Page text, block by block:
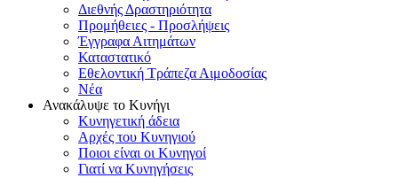
Διεθνής Δραστηριότητα
Προμήθειες - Προσλήψεις
Έγγραφα Αιτημάτων
Καταστατικό
Εθελοντική Τράπεζα Αιμοδοσίας
Νέα
Ανακάλυψε το Κυνήγι
Κυνηγετική άδεια
Αρχές του Κυνηγιού
Ποιοι είναι οι Κυνηγοί
Γιατί να Κυνηγήσεις